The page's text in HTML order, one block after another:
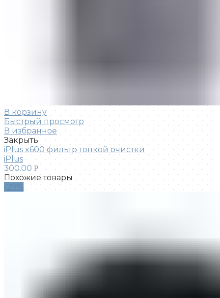
В корзину
Быстрый просмотр
В избранное
Закрыть
iPlus x600 фильтр тонкой очистки
iPlus
300.00 Р
Похожие товары